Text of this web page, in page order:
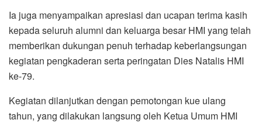
Ia juga menyampaikan apresiasi dan ucapan terima kasih
kepada seluruh alumni dan keluarga besar HMI yang telah
memberikan dukungan penuh terhadap keberlangsungan
kegiatan pengkaderan serta peringatan Dies Natalis HMI
ke-79.
Kegiatan dilanjutkan dengan pemotongan kue ulang
tahun, yang dilakukan langsung oleh Ketua Umum HMI